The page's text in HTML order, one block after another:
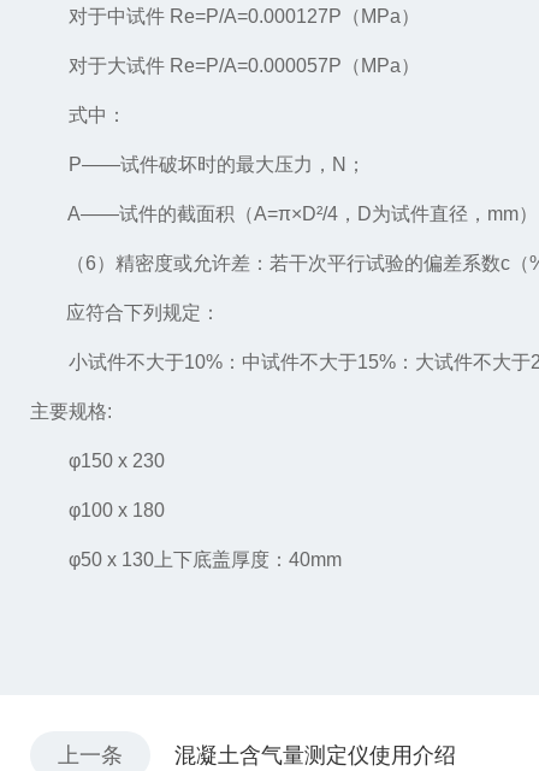
对于中试件 Re=P/A=0.000127P（MPa）
对于大试件 Re=P/A=0.000057P（MPa）
式中：
P——试件破坏时的最大压力，N；
A——试件的截面积（A=π×D²/4 ，D为试件直径，mm
（6）精密度或允许差：若干次平行试验的偏差系数c（
应符合下列规定：
小试件不大于10%：中试件不大于15%：大试件不大于
主要规格:
φ150 x 230
φ100 x 180
φ50 x 130 上下底盖厚度：40mm
上一条 混凝土含气量测定仪使用介绍